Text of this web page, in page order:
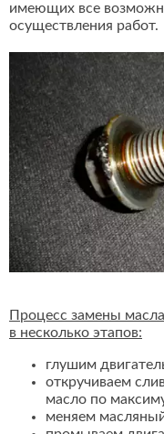
имеющих все
осуществления работ.
Процесс замены
в несколько этапов:
глушим
откручиваем
масло по
меняем